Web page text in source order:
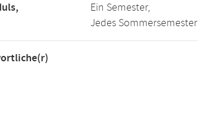
Ein Semester,
Jedes Sommersemester